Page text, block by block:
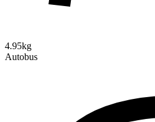
4.95kg
Autobus